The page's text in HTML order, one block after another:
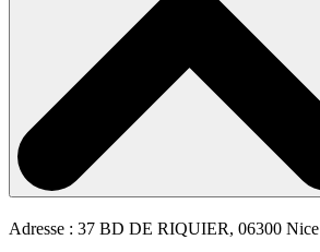
Adresse : 37 BD DE RIQUIER, 06300 Nice